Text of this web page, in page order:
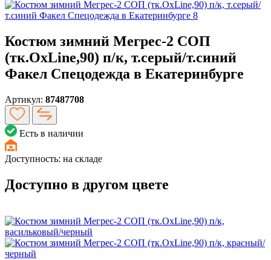
Костюм зимний Мегрес-2 СОП
(тк.OxLine,90) п/к, т.серый/т.синий
Факел Спецодежда в Екатеринбурге
Артикул: 87487708
Есть в наличии
Доступность: на складе
Доступно в другом цвете